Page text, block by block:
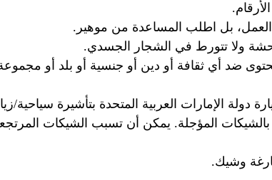
بل اطلب المساعدة من موهير.
ولا تتورط في الشجار الجسدي.
ضد أي ثقافة أو دين أو جنسية أو بلد أو
دولة الإمارات العربية المتحدة بتأشيرة سياحية/
المؤجلة. يمكن أن تسبب الشيكات
وشيك.